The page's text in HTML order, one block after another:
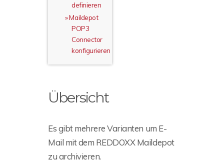
definieren
Maildepot
POP3
Connector
konfigurieren
Übersicht
Es gibt mehrere Varianten um E-
Mail mit dem REDDOXX Maildepot
zu archivieren.